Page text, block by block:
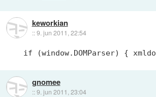
keworkian
::9. jun 2011, 22:54
if (window.DOMParser) {
gnomee
::9. jun 2011, 23:04